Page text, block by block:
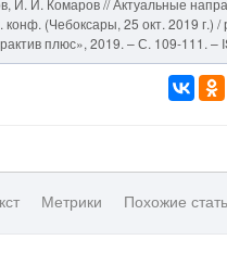
И. И. Комаров // Актуальные
конф. (Чебоксары, 25 окт. 2019
плюс», 2019. – С. 109-111.
Метрики Похожие